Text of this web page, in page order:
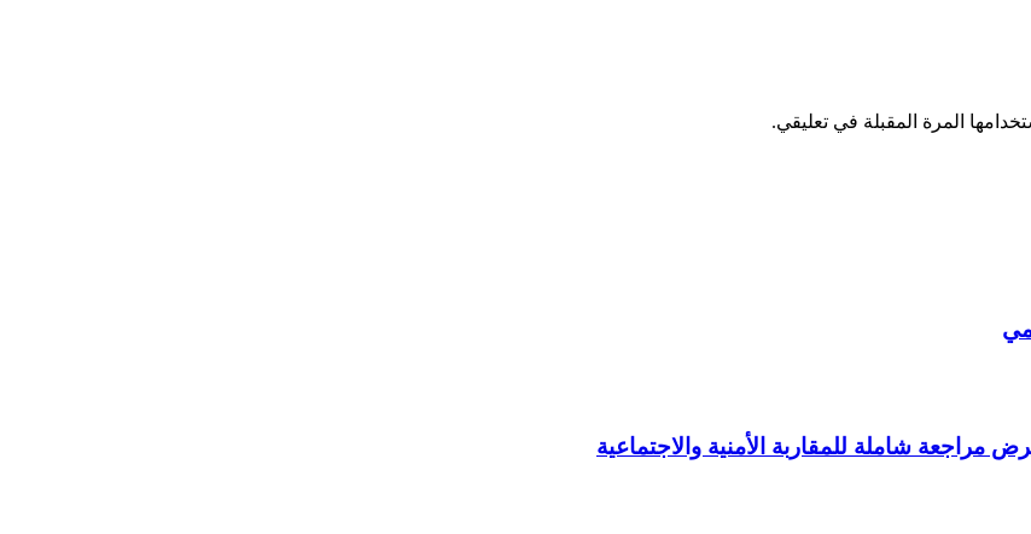
المرة المقبلة في تعليقي.
مراجعة شاملة للمقاربة الأمنية والاجتماعية